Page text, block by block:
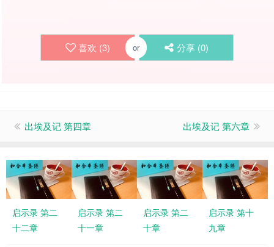
喜欢 (3) or 分享 (0)
出埃及记 第四章 出埃及记 第六章
启示录 第二
十二章
启示录 第二
十一章
启示录 第二
十章
启示录 第十
九章